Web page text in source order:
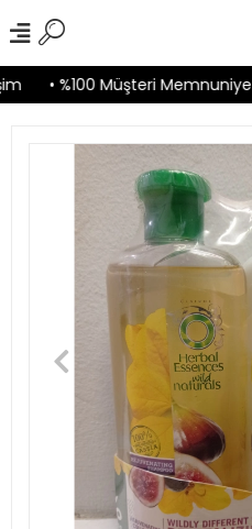
• %100 Müşteri Memnuniyeti